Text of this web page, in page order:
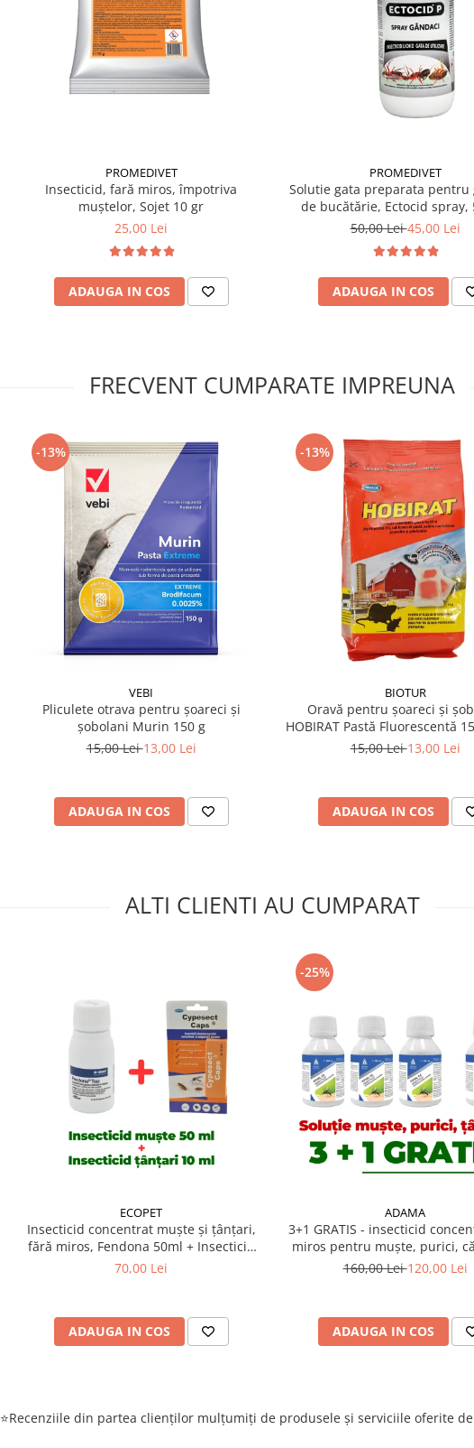
PROMEDIVET
Insecticid, fară miros, împotriva
muștelor, Sojet 10 gr
25,00 Lei
ADAUGA IN COS
PROMEDIVET
Solutie gata preparata pentru
de bucătărie, Ectocid spray,
50,00 Lei45,00 Lei
ADAUGA IN COS
FRECVENT CUMPARATE IMPREUNA
-13%
VEBI
Pliculete otrava pentru șoareci și
șobolani Murin 150 g
15,00 Lei13,00 Lei
ADAUGA IN COS
-13%
BIOTUR
Oravă pentru șoareci și
HOBIRAT Pastă Fluorescentă
15 g)
15,00 Lei13,00 Lei
ADAUGA IN COS
ALTI CLIENTI AU CUMPARAT
ECOPET
Insecticid concentrat muște și țânțari,
fără miros, Fendona 50ml + Insecticid
concentrat Cypesect Caps 10 ml, fără
70,00 Lei
ADAUGA IN COS
-25%
ADAMA
3+1 GRATIS - insecticid
miros pentru muște, purici,
ploșnițe de pat Foval CE 100
160,00 Lei120,00 Lei
ADAUGA IN COS
⭐Recenziile din partea clienților mulțumiți de produsele și serviciile oferite de